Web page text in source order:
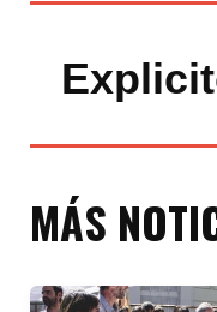
MÁS